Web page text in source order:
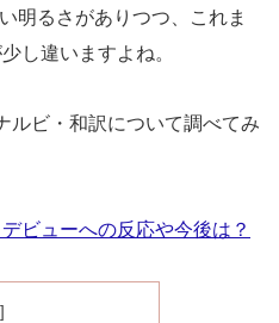
明るさがありつつ、これま
し違いますよね。
ルビ・和訳について調べてみ
ビューへの反応や今後は？